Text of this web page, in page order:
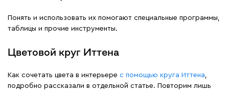
Понять и использовать их помогают специальные программы,
таблицы и прочие инструменты.
Цветовой круг Иттена
Как сочетать цвета в интерьере с помощью круга Иттена,
подробно рассказали в отдельной статье. Повторим лишь